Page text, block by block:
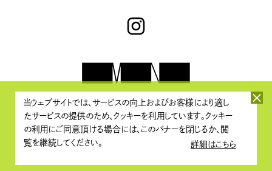
プライバシーポリシー・著作権について / 情報セキュリティポリシー
Copyright © Media Networks All Rights Reserved.
当ウェブサイトでは、サービスの向上およびお客様により適し
たサービスの提供のため、クッキーを利用しています。クッキー
の利用にご同意頂ける場合には、このバナーを閉じるか、閲
覧を継続してください。
詳細はこちら